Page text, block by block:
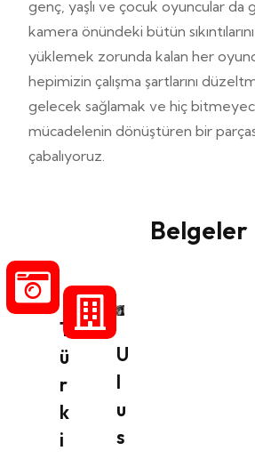
genç, yaşlı ve çocuk oyuncular da
kamera önündeki bütün
yüklemek zorunda kalan her
hepimizin çalışma şartlarını
gelecek sağlamak ve hiç
mücadelenin dönüştüren bir
çabalıyoruz.
Belgeler
T
ü
r
k
i
U
l
u
s